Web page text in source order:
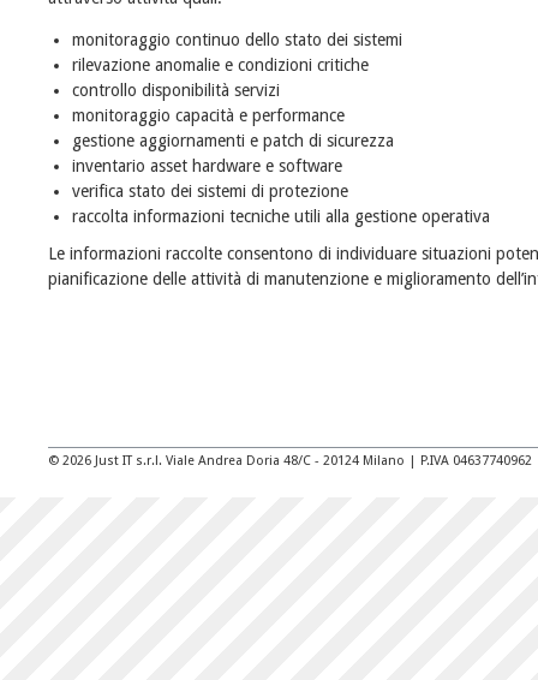
monitoraggio continuo dello stato dei sistemi
rilevazione anomalie e condizioni critiche
controllo disponibilità servizi
monitoraggio capacità e performance
gestione aggiornamenti e patch di sicurezza
inventario asset hardware e software
verifica stato dei sistemi di protezione
raccolta informazioni tecniche utili alla gestione operativa
Le informazioni raccolte consentono di individuare situazioni
pianificazione delle attività di manutenzione e miglioramento
© 2026 Just IT s.r.l. Viale Andrea Doria 48/C - 20124 Milano | P.IVA